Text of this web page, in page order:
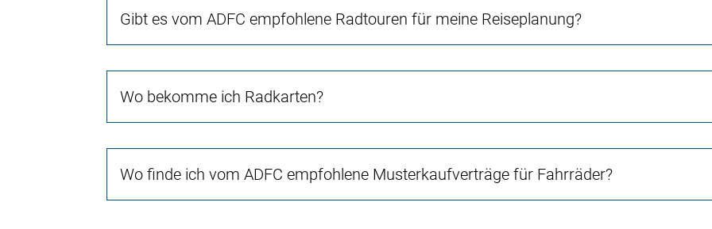
Gibt es vom ADFC empfohlene Radtouren für meine Reiseplanung?
Wo bekomme ich Radkarten?
Wo finde ich vom ADFC empfohlene Musterkaufverträge für Fahrräder?